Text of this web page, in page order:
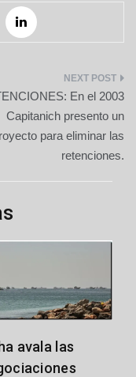
En el 2003
Capitanich presento un
para eliminar las
retenciones.
avala las